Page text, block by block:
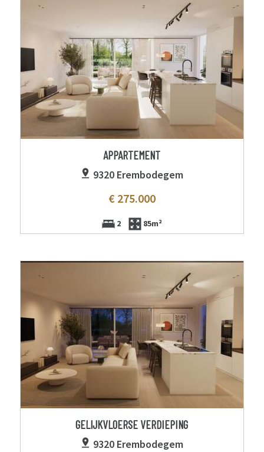
APPARTEMENT
9320 Erembodegem
€ 275.000
2 85m²
GELIJKVLOERSE VERDIEPING
9320 Erembodegem